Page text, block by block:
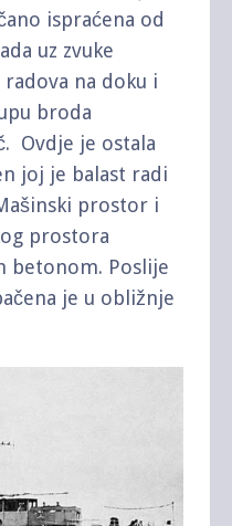
ispraćena od
uz zvuke
na doku i
broda
Ovdje je ostala
joj je balast radi
prostor i
prostora
betonom. Poslije
je u obližnje